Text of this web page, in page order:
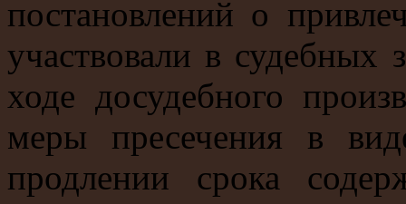
постановлений о
участвовали в судебных
ходе досудебного
меры пресечения в
продлении срока